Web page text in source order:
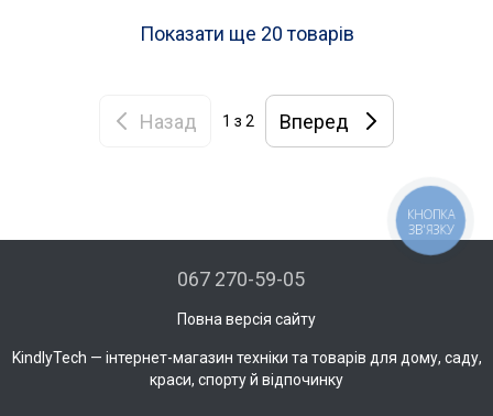
Показати ще 20 товарів
Назад 1 з 2 Вперед
067 270-59-05
Повна версія сайту
KindlyTech — інтернет-магазин техніки та товарів для дому, саду,
краси, спорту й відпочинку
КНОПКА
ЗВ'ЯЗКУ